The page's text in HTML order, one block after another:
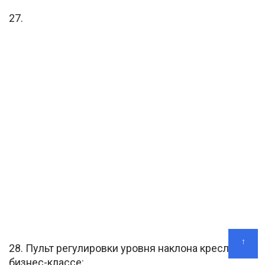
27.
28. Пульт регулировки уровня наклона кресла в
бизнес-классе:
↑